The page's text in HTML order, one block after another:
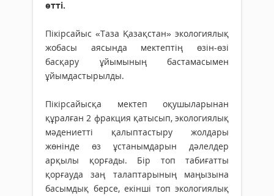
өтті.
Пікірсайыс «Таза Қазақстан» экологиялық
жобасы аясында мектептің өзін-өзі
басқару ұйымының бастамасымен
ұйымдастырылды.
Пікірсайысқа мектеп оқушыларынан
құралған 2 фракция қатысып, экологиялық
мәдениетті қалыптастыру жолдары
жөнінде өз ұстанымдарын дәлелдер
арқылы қорғады. Бір топ табиғатты
қорғауда заң талаптарының маңызына
басымдық берсе, екінші топ экологиялық